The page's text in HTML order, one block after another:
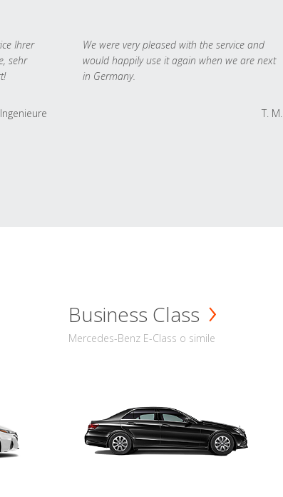
Ihrer
sehr
We were very pleased with the service and
would happily use it again when we are next
in Germany.
T. M.
Business Class
Mercedes-Benz E-Class o simile